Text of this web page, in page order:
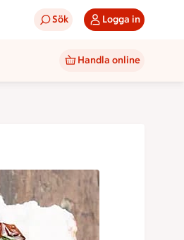
Sök Logga in
Handla online